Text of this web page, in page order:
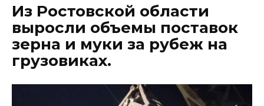
Из Ростовской области
выросли объемы поставок
зерна и муки за рубеж на
грузовиках.